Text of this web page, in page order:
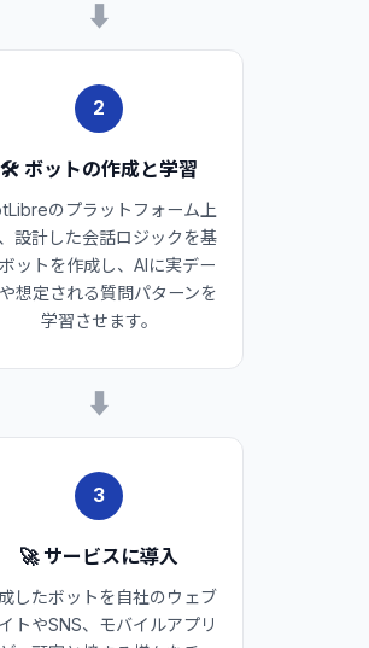
➡
2
🛠️ ボットの作成と学習
のプラットフォーム上
設計した会話ロジックを基
ットを作成し、AIに実デー
想定される質問パターンを
学習させます。
➡
3
🚀 サービスに導入
したボットを自社のウェブ
トやSNS、モバイルアプリ